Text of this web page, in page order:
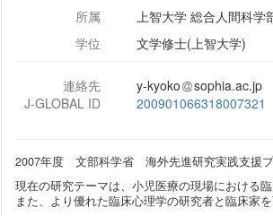
所属
上智大学 総合人間科学
学位
文学修士(上智大学)
連絡先 y-kyoko sophia.ac.jp
J-GLOBAL ID
200901066318007321
2007年度 文部科学省 海外先進研究実践支援
現在の研究テーマは、小児医療の現場における
また、より優れた臨床心理学の研究者と臨床家